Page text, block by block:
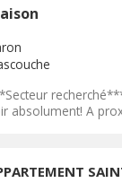
absolument! A